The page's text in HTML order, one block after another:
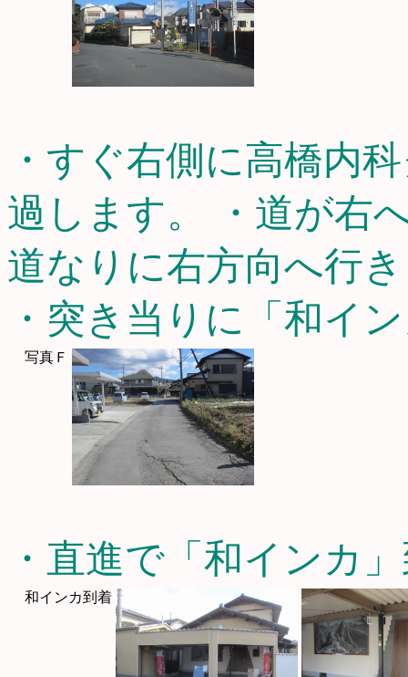
・すぐ右側に高橋内
過します。 ・道が右
道なりに右方向へ行
・突き当りに「和イ
写真Ｆ
・直進で「和インカ
和インカ到着